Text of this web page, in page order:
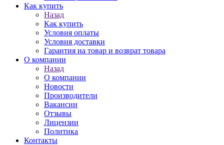
Как купить
Назад
Как купить
Условия оплаты
Условия доставки
Гарантия на товар и возврат товара
О компании
Назад
О компании
Новости
Производители
Вакансии
Отзывы
Лицензии
Политика
Контакты